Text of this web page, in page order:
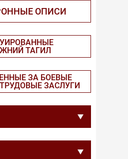
ОПИСИ
ТАГИЛ
ЗА БОЕВЫЕ
ЗАСЛУГИ